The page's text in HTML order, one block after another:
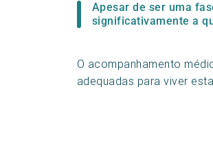
Apesar de ser uma
significativamente a
O acompanhamento
adequadas para viver